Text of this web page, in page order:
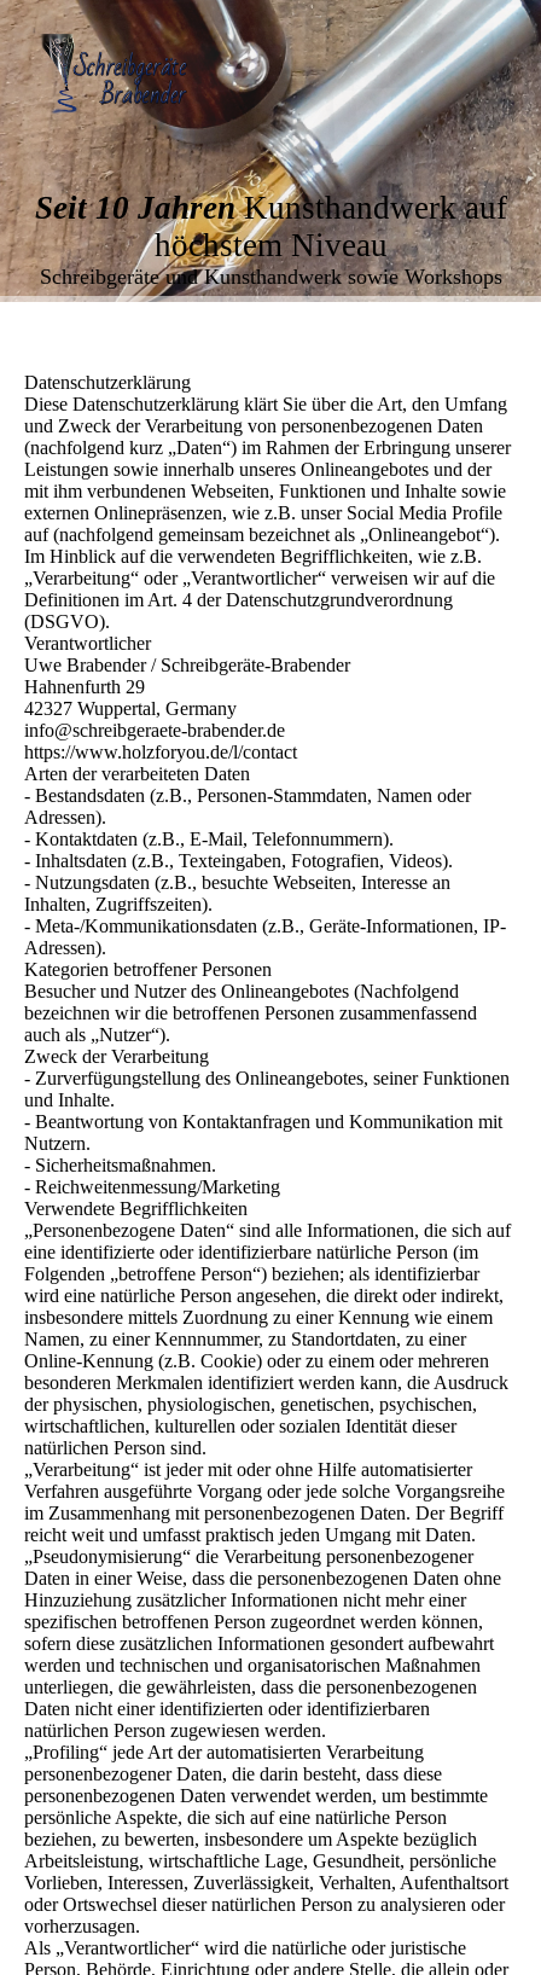
Seit 10 JahrenKunsthandwerk auf
höchstem Niveau
Schreibgeräte und Kunsthandwerk sowie Workshops
Datenschutzerklärung
Diese Datenschutzerklärung klärt Sie über die Art, den Umfang
und Zweck der Verarbeitung von personenbezogenen Daten
(nachfolgend kurz „Daten“) im Rahmen der Erbringung unserer
Leistungen sowie innerhalb unseres Onlineangebotes und der
mit ihm verbundenen Webseiten, Funktionen und Inhalte sowie
externen Onlinepräsenzen, wie z.B. unser Social Media Profile
auf (nachfolgend gemeinsam bezeichnet als „Onlineangebot“).
Im Hinblick auf die verwendeten Begrifflichkeiten, wie z.B.
„Verarbeitung“ oder „Verantwortlicher“ verweisen wir auf die
Definitionen im Art. 4 der Datenschutzgrundverordnung
(DSGVO).
Verantwortlicher
Uwe Brabender / Schreibgeräte-Brabender
Hahnenfurth 29
42327 Wuppertal, Germany
info@schreibgeraete-brabender.de
https://www.holzforyou.de/l/contact
Arten der verarbeiteten Daten
- Bestandsdaten (z.B., Personen-Stammdaten, Namen oder
Adressen).
- Kontaktdaten (z.B., E-Mail, Telefonnummern).
- Inhaltsdaten (z.B., Texteingaben, Fotografien, Videos).
- Nutzungsdaten (z.B., besuchte Webseiten, Interesse an
Inhalten, Zugriffszeiten).
- Meta-/Kommunikationsdaten (z.B., Geräte-Informationen, IP-
Adressen).
Kategorien betroffener Personen
Besucher und Nutzer des Onlineangebotes (Nachfolgend
bezeichnen wir die betroffenen Personen zusammenfassend
auch als „Nutzer“).
Zweck der Verarbeitung
- Zurverfügungstellung des Onlineangebotes, seiner Funktionen
und Inhalte.
- Beantwortung von Kontaktanfragen und Kommunikation mit
Nutzern.
- Sicherheitsmaßnahmen.
- Reichweitenmessung/Marketing
Verwendete Begrifflichkeiten
„Personenbezogene Daten“ sind alle Informationen, die sich auf
eine identifizierte oder identifizierbare natürliche Person (im
Folgenden „betroffene Person“) beziehen; als identifizierbar
wird eine natürliche Person angesehen, die direkt oder indirekt,
insbesondere mittels Zuordnung zu einer Kennung wie einem
Namen, zu einer Kennnummer, zu Standortdaten, zu einer
Online-Kennung (z.B. Cookie) oder zu einem oder mehreren
besonderen Merkmalen identifiziert werden kann, die Ausdruck
der physischen, physiologischen, genetischen, psychischen,
wirtschaftlichen, kulturellen oder sozialen Identität dieser
natürlichen Person sind.
„Verarbeitung“ ist jeder mit oder ohne Hilfe automatisierter
Verfahren ausgeführte Vorgang oder jede solche Vorgangsreihe
im Zusammenhang mit personenbezogenen Daten. Der Begriff
reicht weit und umfasst praktisch jeden Umgang mit Daten.
„Pseudonymisierung“ die Verarbeitung personenbezogener
Daten in einer Weise, dass die personenbezogenen Daten ohne
Hinzuziehung zusätzlicher Informationen nicht mehr einer
spezifischen betroffenen Person zugeordnet werden können,
sofern diese zusätzlichen Informationen gesondert aufbewahrt
werden und technischen und organisatorischen Maßnahmen
unterliegen, die gewährleisten, dass die personenbezogenen
Daten nicht einer identifizierten oder identifizierbaren
natürlichen Person zugewiesen werden.
„Profiling“ jede Art der automatisierten Verarbeitung
personenbezogener Daten, die darin besteht, dass diese
personenbezogenen Daten verwendet werden, um bestimmte
persönliche Aspekte, die sich auf eine natürliche Person
beziehen, zu bewerten, insbesondere um Aspekte bezüglich
Arbeitsleistung, wirtschaftliche Lage, Gesundheit, persönliche
Vorlieben, Interessen, Zuverlässigkeit, Verhalten, Aufenthaltsort
oder Ortswechsel dieser natürlichen Person zu analysieren oder
vorherzusagen.
Als „Verantwortlicher“ wird die natürliche oder juristische
Person, Behörde, Einrichtung oder andere Stelle, die allein oder